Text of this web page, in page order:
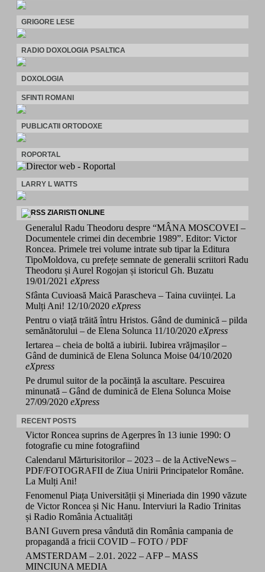
GRIGORE LESE
RADIO DOXOLOGIA PSALTICA
DOXOLOGIA
SFINTI ROMANI
PUBLICATII ORTODOXE
ROPORTAL
LARRY L WATTS
ZIARISTI ONLINE
Generalul Radu Theodoru despre “MÂNA MOSCOVEI –
Documentele crimei din decembrie 1989”. Editor: Victor
Roncea. Primele trei volume intrate sub tipar la Editura
TipoMoldova, cu prefețe semnate de generalii scriitori Radu
Theodoru și Aurel Rogojan și istoricul Gh. Buzatu
19/01/2021 eXpress
Sfânta Cuvioasă Maică Parascheva – Taina cuviinței. La
Mulți Ani! 12/10/2020 eXpress
Pentru o viață trăită întru Hristos. Gând de duminică – pilda
semănătorului – de Elena Solunca 11/10/2020 eXpress
Iertarea – cheia de boltă a iubirii. Iubirea vrăjmașilor –
Gând de duminică de Elena Solunca Moise 04/10/2020
eXpress
Pe drumul suitor de la pocăință la ascultare. Pescuirea
minunată – Gând de duminică de Elena Solunca Moise
27/09/2020 eXpress
RECENT POSTS
Victor Roncea suprins de Agerpres în 13 iunie 1990: O
fotografie cu mine fotografiind
Calendarul Mărturisitorilor – 2023 – de la ActiveNews –
PDF/FOTOGRAFII de Ziua Unirii Principatelor Române.
La Mulți Ani!
Fenomenul Piața Universității și Mineriada din 1990 văzute
de Victor Roncea și Nic Hanu. Interviuri la Radio Trinitas
și Radio România Actualități
BANI Guvern presa vândută din România campania de
propagandă a fricii COVID – FOTO / PDF
AMSTERDAM – 2.01. 2022 – AFP – MASS
MINCIUNA MEDIA